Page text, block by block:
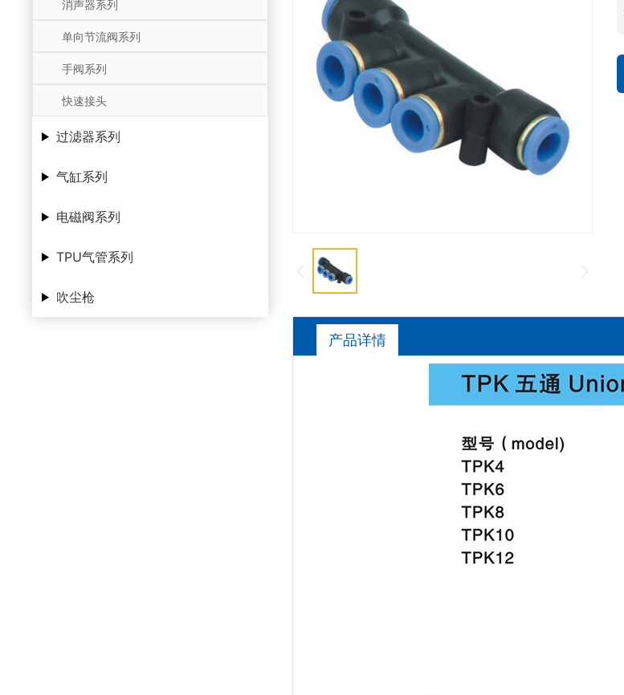
消声器系列
单向节流阀系列
手阀系列
快速接头
过滤器系列
气缸系列
电磁阀系列
TPU气管系列
吹尘枪
产品详情